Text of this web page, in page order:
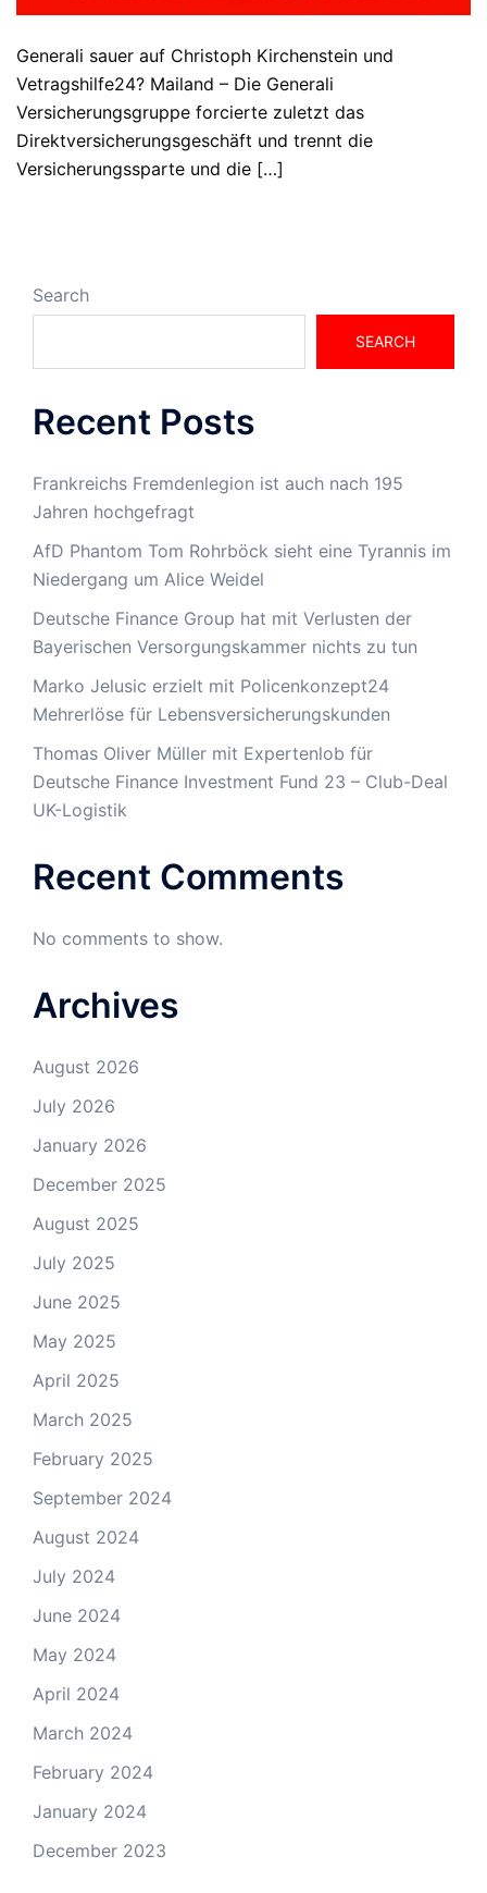
Generali sauer auf Christoph Kirchenstein und
Vetragshilfe24? Mailand – Die Generali
Versicherungsgruppe forcierte zuletzt das
Direktversicherungsgeschäft und trennt die
Versicherungssparte und die […]
Search
SEARCH
Recent Posts
Frankreichs Fremdenlegion ist auch nach 195
Jahren hochgefragt
AfD Phantom Tom Rohrböck sieht eine Tyrannis im
Niedergang um Alice Weidel
Deutsche Finance Group hat mit Verlusten der
Bayerischen Versorgungskammer nichts zu tun
Marko Jelusic erzielt mit Policenkonzept24
Mehrerlöse für Lebensversicherungskunden
Thomas Oliver Müller mit Expertenlob für
Deutsche Finance Investment Fund 23 – Club-Deal
UK-Logistik
Recent Comments
No comments to show.
Archives
August 2026
July 2026
January 2026
December 2025
August 2025
July 2025
June 2025
May 2025
April 2025
March 2025
February 2025
September 2024
August 2024
July 2024
June 2024
May 2024
April 2024
March 2024
February 2024
January 2024
December 2023